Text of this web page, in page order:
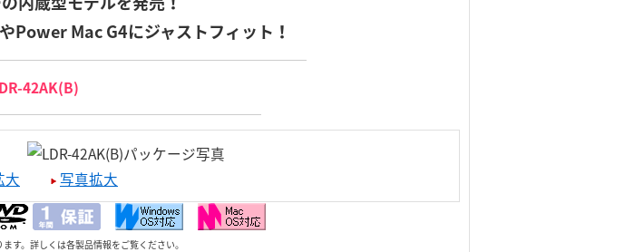
Power Mac G4にジャストフィット！
42AK(B)
大 写真拡大
す。詳しくは各製品情報をご覧ください。